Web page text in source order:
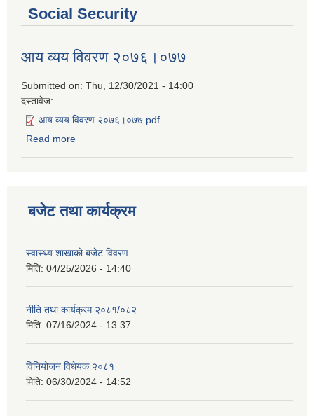
Social Security
आय व्यय विवरण २०७६।०७७
Submitted on: Thu, 12/30/2021 - 14:00
दस्तावेज:
आय व्यय विवरण २०७६।०७७.pdf
Read more
बजेट तथा कार्यक्रम
स्वास्थ्य शाखाको बजेट विवरण
मिति: 04/25/2026 - 14:40
नीति तथा कार्यक्रम २०८१/०८२
मिति: 07/16/2024 - 13:37
विनियोजन विधेयक २०८१
मिति: 06/30/2024 - 14:52